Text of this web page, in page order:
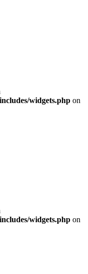
widgets.php on
widgets.php on